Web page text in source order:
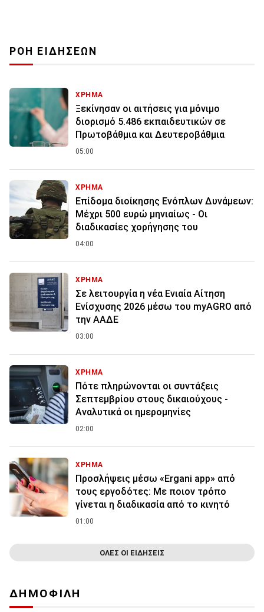
ΡΟΗ ΕΙΔΗΣΕΩΝ
ΧΡΗΜΑ
Ξεκίνησαν οι αιτήσεις για μόνιμο
διορισμό 5.486 εκπαιδευτικών σε
Πρωτοβάθμια και Δευτεροβάθμια
05:00
ΧΡΗΜΑ
Επίδομα διοίκησης Ενόπλων Δυνάμεων:
Μέχρι 500 ευρώ μηνιαίως - Οι
διαδικασίες χορήγησης του
04:00
ΧΡΗΜΑ
Σε λειτουργία η νέα Ενιαία Αίτηση
Ενίσχυσης 2026 μέσω του myAGRO από
την ΑΑΔΕ
03:00
ΧΡΗΜΑ
Πότε πληρώνονται οι συντάξεις
Σεπτεμβρίου στους δικαιούχους -
Αναλυτικά οι ημερομηνίες
02:00
ΧΡΗΜΑ
Προσλήψεις μέσω «Ergani app» από
τους εργοδότες: Με ποιον τρόπο
γίνεται η διαδικασία από το κινητό
01:00
ΟΛΕΣ ΟΙ ΕΙΔΗΣΕΙΣ
ΔΗΜΟΦΙΛΗ